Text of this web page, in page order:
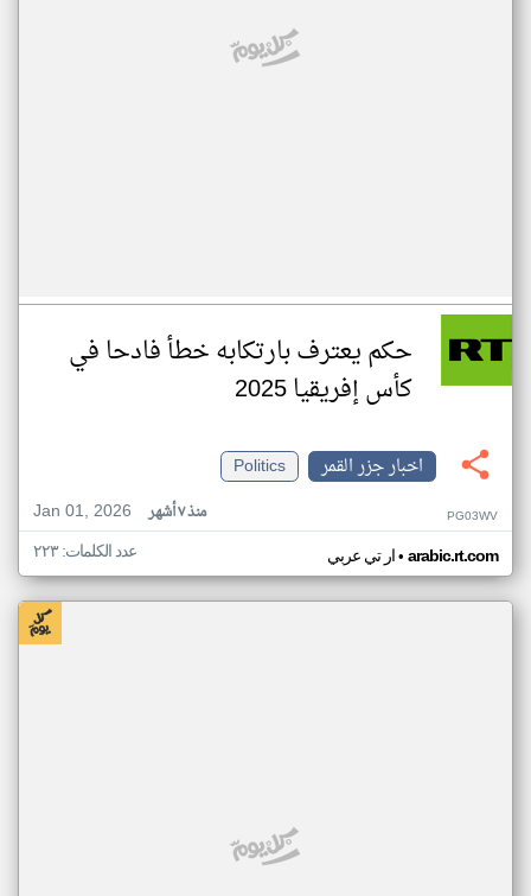
حكم يعترف بارتكابه خطأ فادحا في
كأس إفريقيا 2025
اخبار جزر القمر
Politics
Jan 01, 2026
منذ ٧ أشهر PG03WV
ار تي عربي• arabic.rt.com عدد الكلمات: ٢٢٣